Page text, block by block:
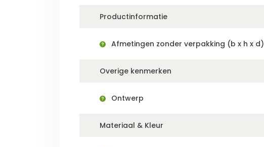
Productinformatie
Afmetingen zonder verpakking (b x h x d)
Overige kenmerken
Ontwerp
Materiaal & Kleur